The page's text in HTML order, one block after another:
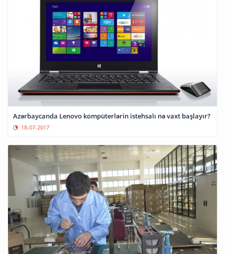
Azərbaycanda Lenovo kompüterlərin istehsalı nə vaxt başlayır?
18-07-2017